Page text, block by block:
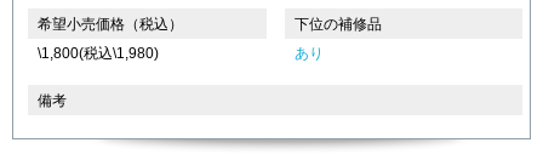
希望小売価格（税込）
\1,800(税込\1,980)
下位の補修品
あり
備考